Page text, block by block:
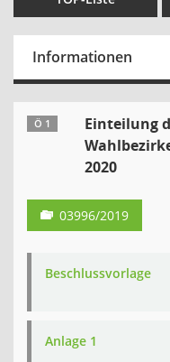
Informationen
Ö 1
Einteilung
2020
03996/2019
Beschlussvorlage
Anlage 1